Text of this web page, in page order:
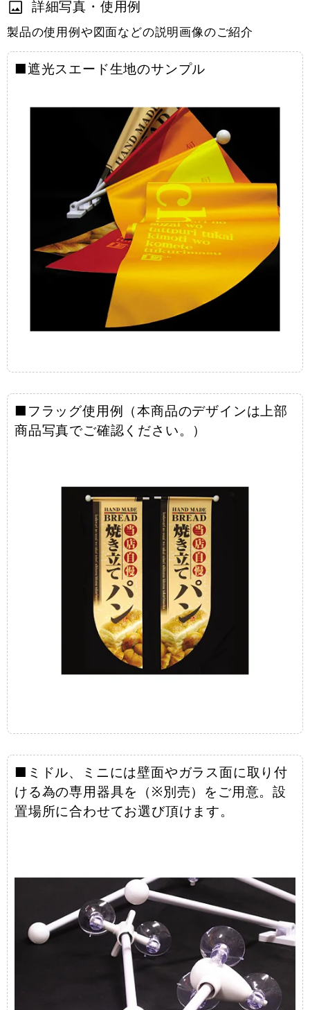
詳細写真・使用例
製品の使用例や図面などの説明画像のご紹介
■遮光スエード生地のサンプル
■フラッグ使用例（本商品のデザインは上部
商品写真でご確認ください。）
■ミドル、ミニには壁面やガラス面に取り付
ける為の専用器具を（※別売）をご用意。設
置場所に合わせてお選び頂けます。